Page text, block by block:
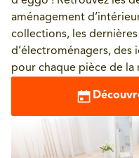
aménagement
collections, les
d’électroménagers, des
pour chaque pièce de